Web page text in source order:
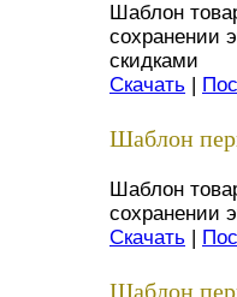
Шаблон
сохранении
скидками
Скачать
Шаблон
Шаблон
сохранении
Скачать